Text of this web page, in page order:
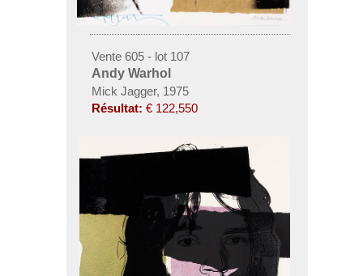
Vente 605 - lot 107
Andy Warhol
Mick Jagger, 1975
Résultat: € 122,550